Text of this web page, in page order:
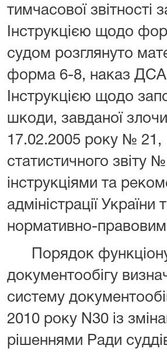
тимчасової
Інструкцією щодо
судом розглянуто
форма 6-8, наказ ДСА
Інструкцією щодо
шкоди, завданої
17.02.2005 року №
статистичного звіту
інструкціями та
адміністрації
нормативно-
Порядок
документообігу
систему
2010 року N30 із
рішеннями Ради